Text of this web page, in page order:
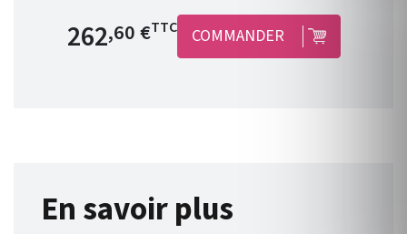
Prix de base
262,60 €TTC COMMANDER
En savoir plus